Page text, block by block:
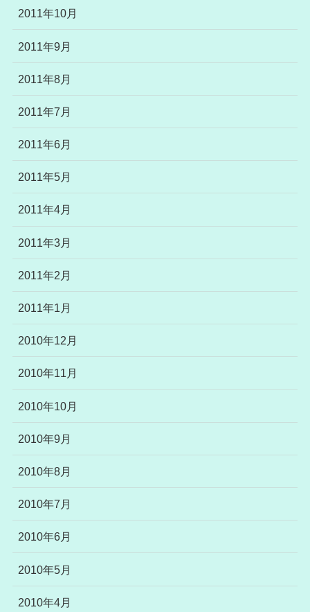
2011年10月
2011年9月
2011年8月
2011年7月
2011年6月
2011年5月
2011年4月
2011年3月
2011年2月
2011年1月
2010年12月
2010年11月
2010年10月
2010年9月
2010年8月
2010年7月
2010年6月
2010年5月
2010年4月